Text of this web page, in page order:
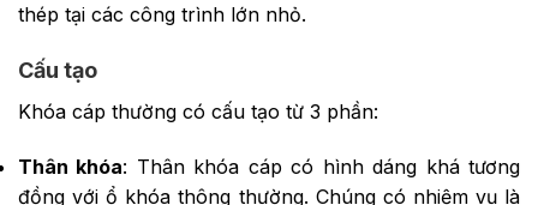
thép tại các công trình lớn nhỏ.
Cấu tạo
Khóa cáp thường có cấu tạo từ 3 phần:
Thân khóa: Thân khóa cáp có hình dáng khá tương
đồng với ổ khóa thông thường. Chúng có nhiệm vụ là